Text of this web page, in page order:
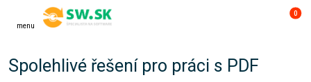
menu
0
Spolehlivé řešení pro práci s PDF